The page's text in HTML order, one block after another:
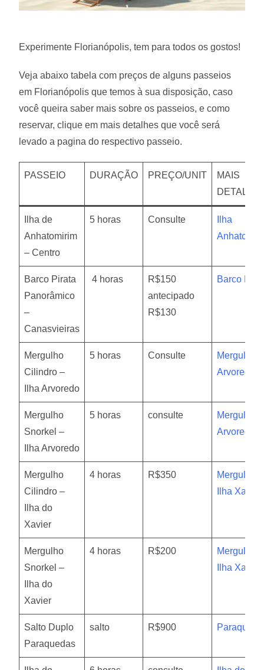
Experimente Florianópolis, tem para todos os gostos!
Veja abaixo tabela com preços de alguns passeios
em Florianópolis que temos à sua disposição, caso
você queira saber mais sobre os passeios, e como
reservar, clique em mais detalhes que você será
levado a pagina do respectivo passeio.
PASSEIO DURAÇÃO PREÇO/UNIT
MAIS
Ilha de
Anhatomirim
– Centro
5 horas Consulte
Ilha
Barco Pirata
Panorâmico
–
Canasvieiras
4 horas
R$150
antecipado
R$130
Barco
Mergulho
Cilindro –
Ilha Arvoredo
5 horas Consulte
Mergulho
Arvoredo
Mergulho
Snorkel –
Ilha Arvoredo
5 horas consulte
Mergulho
Arvoredo
Mergulho
Cilindro –
Ilha do
Xavier
4 horas R$350
Mergulho
Ilha Xavier
Mergulho
Snorkel –
Ilha do
Xavier
4 horas R$200
Mergulho
Ilha Xavier
Salto Duplo
Paraquedas
salto R$900